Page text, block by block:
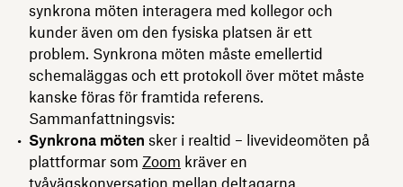
synkrona möten interagera med kollegor och
kunder även om den fysiska platsen är ett
problem. Synkrona möten måste emellertid
schemaläggas och ett protokoll över mötet måste
kanske föras för framtida referens.
Sammanfattningsvis:
Synkrona möten sker i realtid – livevideomöten på
plattformar som Zoom kräver en
tvåvägskonversation mellan deltagarna.